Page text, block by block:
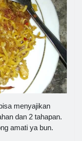
menyajikan
dan 2 tahapan.
amati ya bun.